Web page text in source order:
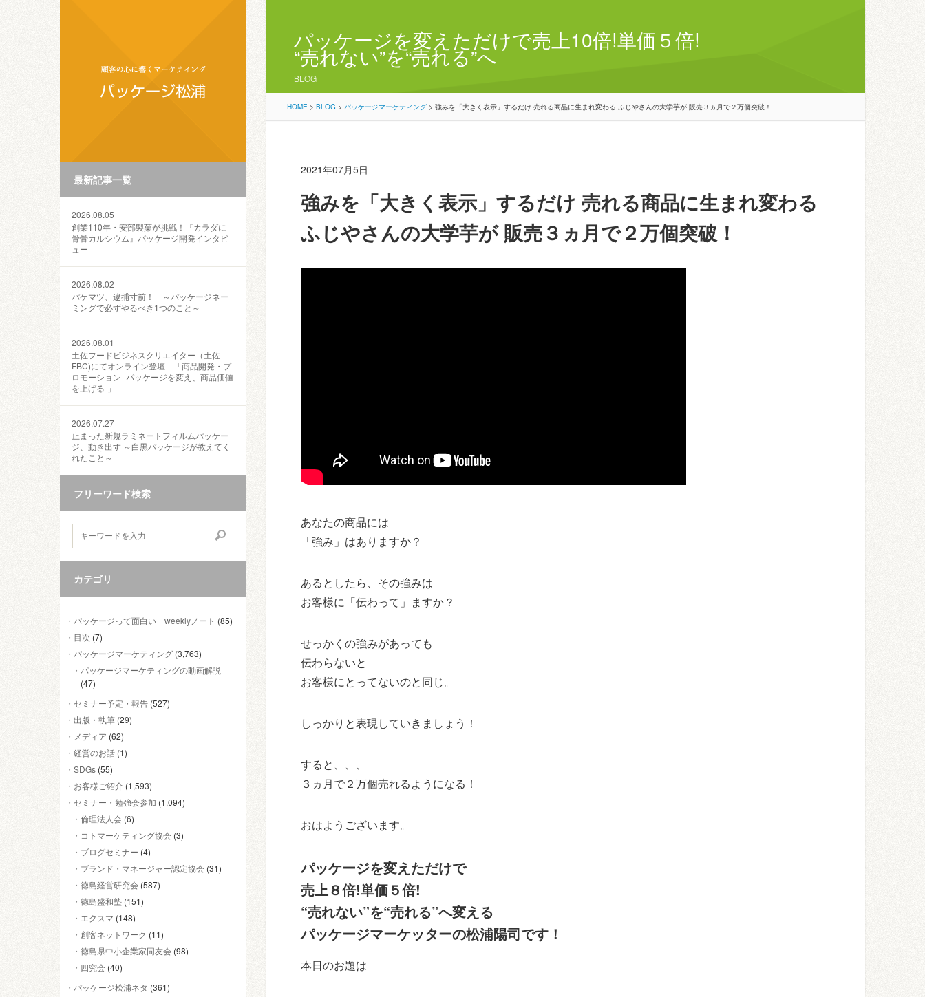
最新記事一覧
2026.08.05
創業110年・安部製菓が挑戦！『カラダに
骨骨カルシウム』パッケージ開発インタビ
ュー
2026.08.02
パケマツ、逮捕寸前！ ～パッケージネー
ミングで必ずやるべき1つのこと～
2026.08.01
土佐フードビジネスクリエイター（土佐
FBC)にてオンライン登壇 「商品開発・プ
ロモーション ‐パッケージを変え、商品価値
を上げる‐」
2026.07.27
止まった新規ラミネートフィルムパッケー
ジ、動き出す ～白黒パッケージが教えてく
れたこと～
フリーワード検索
カテゴリ
パッケージって面白い weeklyノート (85)
目次 (7)
パッケージマーケティング (3,763)
パッケージマーケティングの動画解説
(47)
セミナー予定・報告 (527)
出版・執筆 (29)
メディア (62)
経営のお話 (1)
SDGs (55)
お客様ご紹介 (1,593)
セミナー・勉強会参加 (1,094)
倫理法人会 (6)
コトマーケティング協会 (3)
ブログセミナー (4)
ブランド・マネージャー認定協会 (31)
徳島経営研究会 (587)
徳島盛和塾 (151)
エクスマ (148)
創客ネットワーク (11)
徳島県中小企業家同友会 (98)
四究会 (40)
パッケージ松浦ネタ (361)
パッケージを変えただけで売上10倍!単価５倍!
“売れない”を“売れる”へ
BLOG
HOME > BLOG > パッケージマーケティング > 強みを「大きく表示」するだけ 売れる商品に生まれ変わる ふじやさんの大学芋が 販売３ヵ月で２万個突破！
2021年07月5日
強みを「大きく表示」するだけ 売れる商品に生まれ変わる
ふじやさんの大学芋が 販売３ヵ月で２万個突破！
あなたの商品には
「強み」はありますか？
あるとしたら、その強みは
お客様に「伝わって」ますか？
せっかくの強みがあっても
伝わらないと
お客様にとってないのと同じ。
しっかりと表現していきましょう！
すると、、、
３ヵ月で２万個売れるようになる！
おはようございます。
パッケージを変えただけで
売上８倍!単価５倍!
“売れない”を“売れる”へ変える
パッケージマーケッターの松浦陽司です！
本日のお題は